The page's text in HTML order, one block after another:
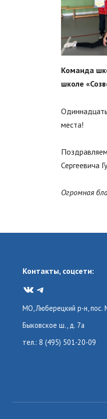
Команда
школе
места!
Сергеевича
Огромная
Контакты, соцсети:
VKTelegram
МО, Люберецкий р-н, пос.
Быковское ш., д. 7а
тел.: 8 (495) 501-20-09